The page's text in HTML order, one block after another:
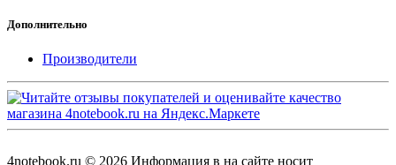
Дополнительно
Производители
4notebook.ru © 2026 Информация в на сайте носит